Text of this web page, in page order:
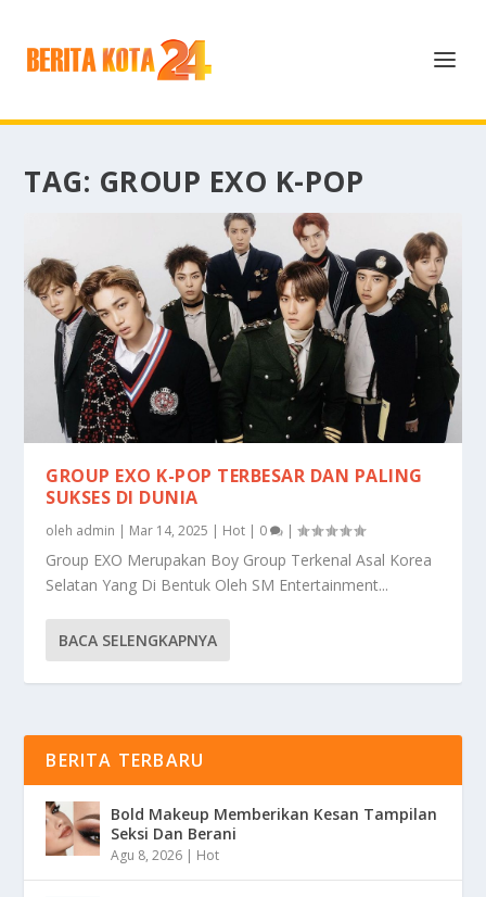
TAG: GROUP EXO K-POP
GROUP EXO K-POP TERBESAR DAN PALING
SUKSES DI DUNIA
oleh admin | Mar 14, 2025 | Hot | 0 |
Group EXO Merupakan Boy Group Terkenal Asal Korea
Selatan Yang Di Bentuk Oleh SM Entertainment...
BACA SELENGKAPNYA
BERITA TERBARU
Bold Makeup Memberikan Kesan Tampilan
Seksi Dan Berani
Agu 8, 2026 | Hot